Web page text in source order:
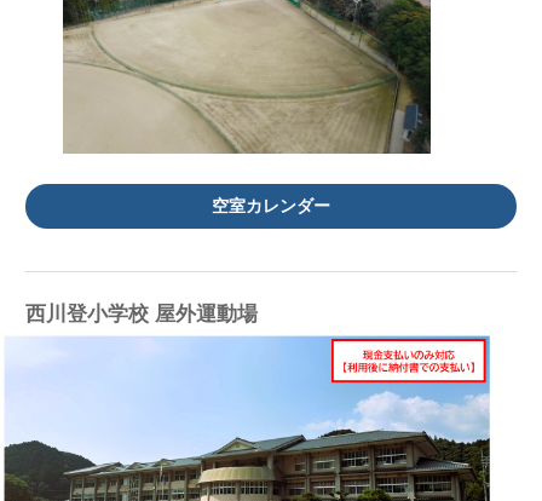
空室カレンダー
西川登小学校 屋外運動場